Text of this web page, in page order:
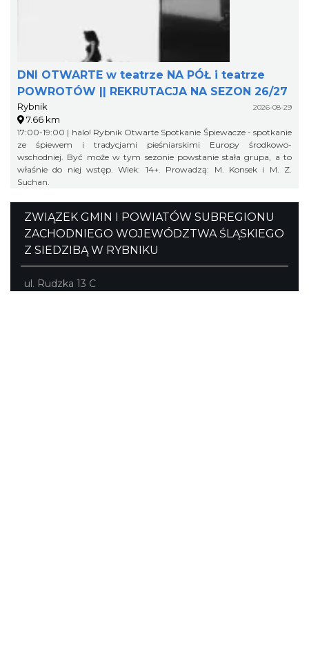
DNI OTWARTE w teatrze NA PÓŁ i teatrze
POWROTÓW || REKRUTACJA NA SEZON 26/27
Rybnik 2026-08-29
7.66 km
17:00-19:00 | halo! Rybnik Otwarte Spotkanie Śpiewacze - spotkanie
ze śpiewem i tradycjami pieśniarskimi Europy środkowo-
wschodniej. Być może w tym sezonie powstanie stała grupa, a to
właśnie do niej wstęp. Wiek: 14+. Prowadzą: M. Konsek i M. Z.
Suchan.
ZWIĄZEK GMIN I POWIATÓW SUBREGIONU
ZACHODNIEGO WOJEWÓDZTWA ŚLĄSKIEGO
Z SIEDZIBĄ W RYBNIKU
ul. Rudzka 13 C